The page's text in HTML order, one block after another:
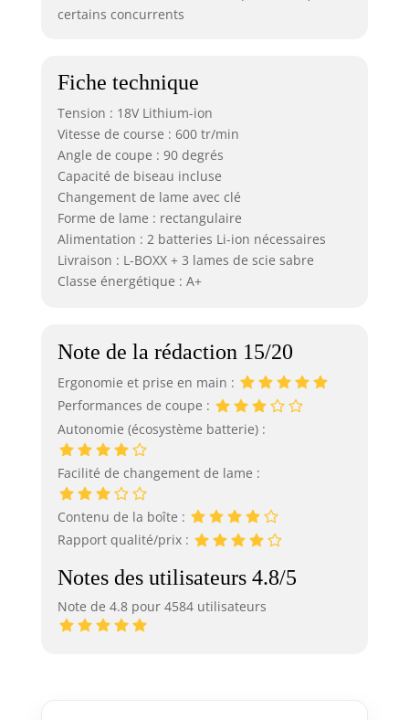
certains concurrents
Fiche technique
Tension : 18V Lithium-ion
Vitesse de course : 600 tr/min
Angle de coupe : 90 degrés
Capacité de biseau incluse
Changement de lame avec clé
Forme de lame : rectangulaire
Alimentation : 2 batteries Li-ion nécessaires
Livraison : L-BOXX + 3 lames de scie sabre
Classe énergétique : A+
Note de la rédaction 15/20
Ergonomie et prise en main :
Performances de coupe :
Autonomie (écosystème batterie) :
Facilité de changement de lame :
Contenu de la boîte :
Rapport qualité/prix :
Notes des utilisateurs 4.8/5
Note de 4.8 pour 4584 utilisateurs